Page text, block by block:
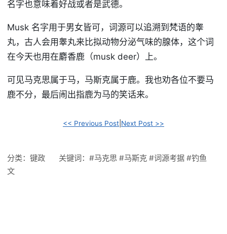
名字也意味着好战或者是武德。
Musk 名字用于男女皆可，词源可以追溯到梵语的睾
丸，古人会用睾丸来比拟动物分泌气味的腺体，这个词
在今天也用在麝香鹿（musk deer）上。
可见马克思属于马，马斯克属于鹿。我也劝各位不要马
鹿不分，最后闹出指鹿为马的笑话来。
<< Previous Post Next Post >>
分类：键政 关键词：#马克思 #马斯克 #词源考据 #钓鱼
文